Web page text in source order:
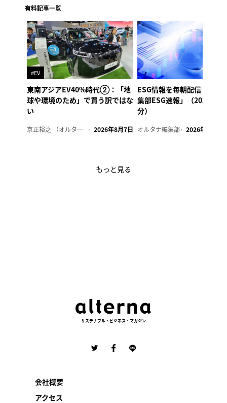
有料記事一覧
#EV
東南アジアEV40%時代②：「地
球や環境のため」で買う訳ではな
い
京正裕之 （オルタナ副編集長） 2026年8月7日
ESG情報を毎朝配信「オル
集部ESG速報」（2026年8
分）
オルタナ編集部 2026年8月7日
もっと見る
サステナブル・ビジネス・マガジン
会社概要
アクセス